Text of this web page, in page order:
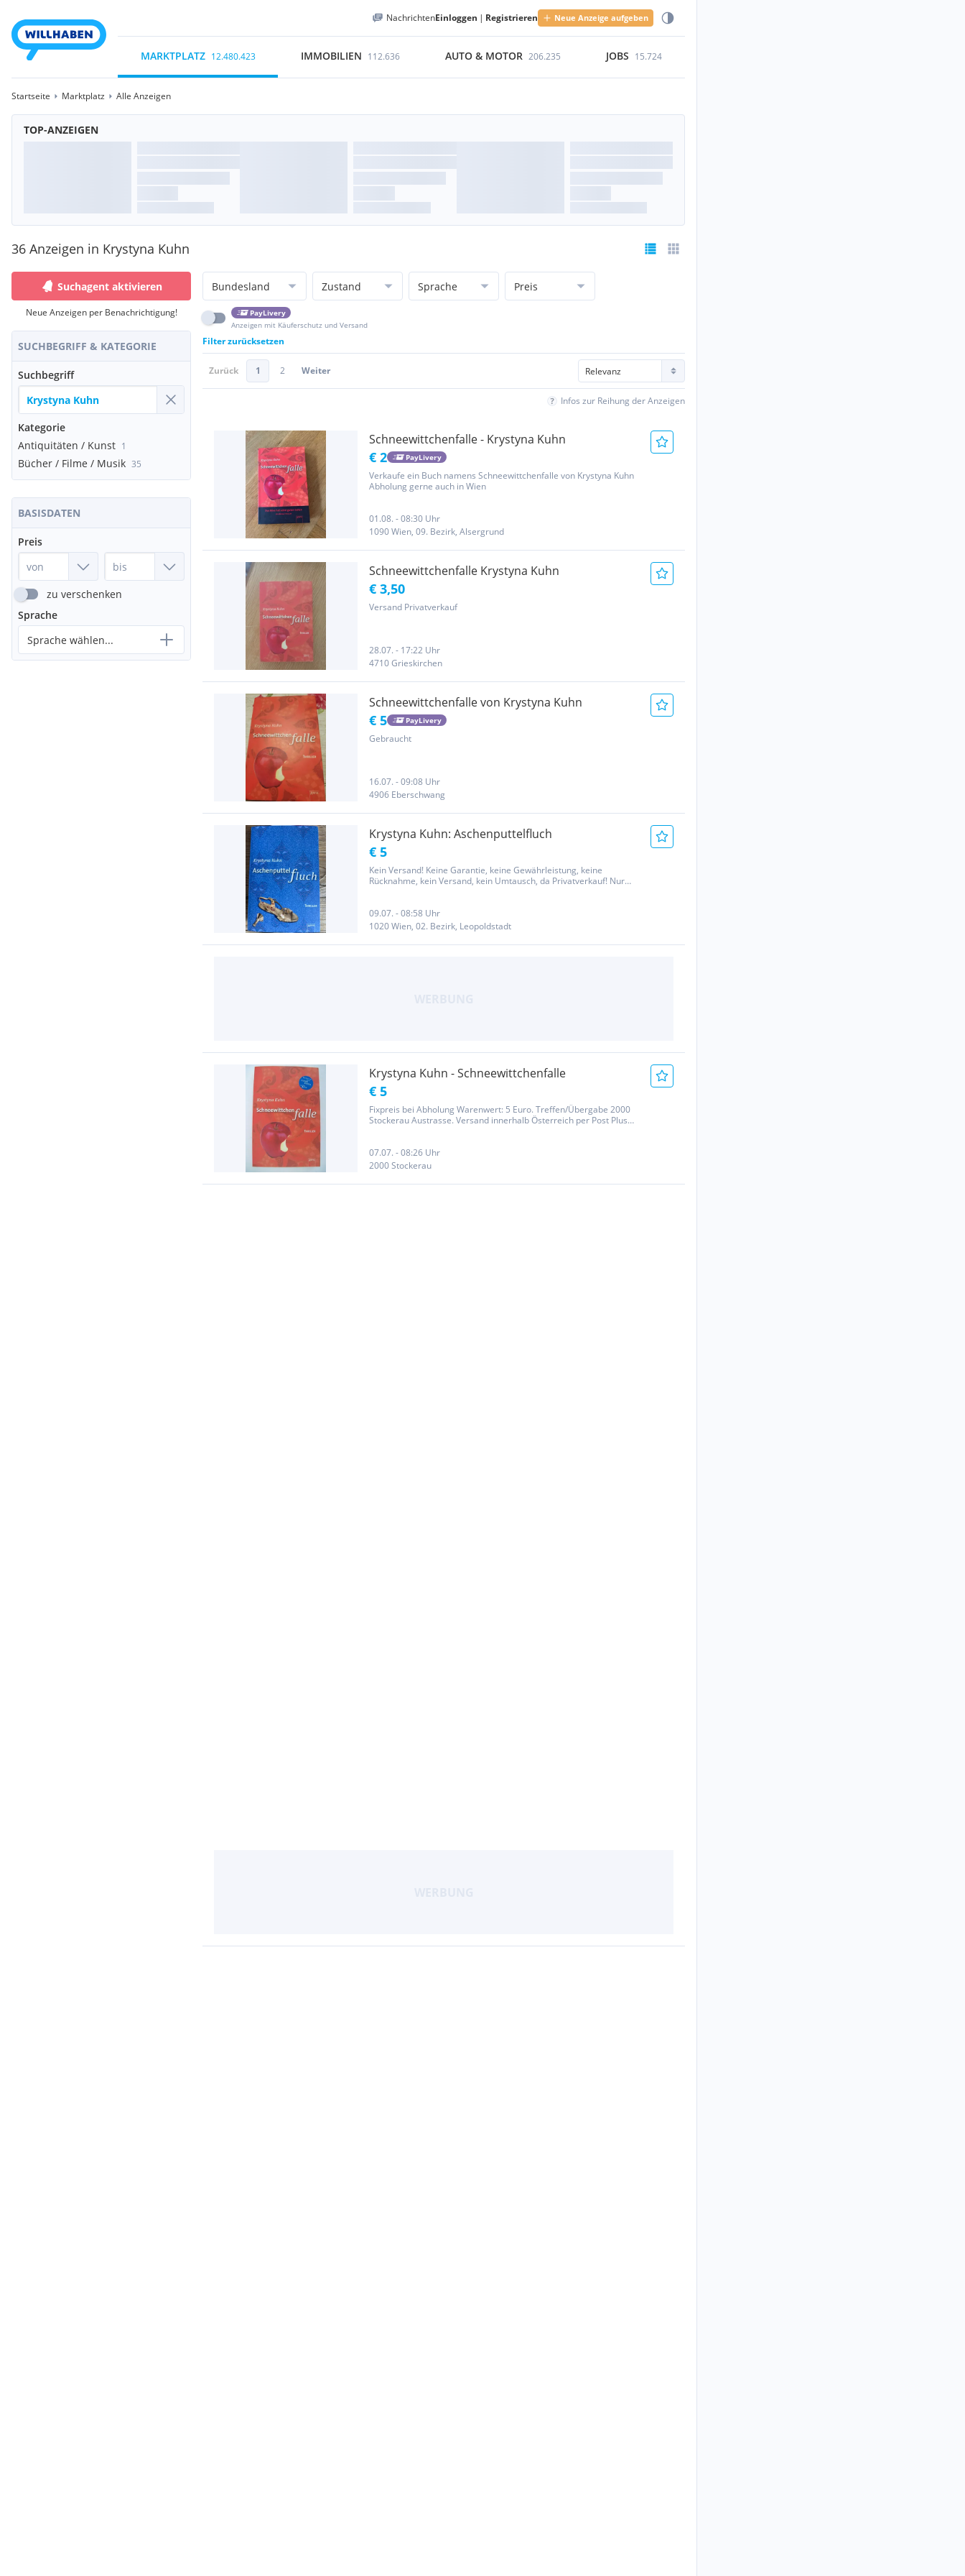
NachrichtenEinloggen | Registrieren Neue Anzeige aufgeben
MARKTPLATZ 12.480.423 IMMOBILIEN 112.636 AUTO & MOTOR 206.235 JOBS 15.724
Startseite Marktplatz Alle Anzeigen
TOP-ANZEIGEN
36 Anzeigen in Krystyna Kuhn
Suchagent aktivieren
Neue Anzeigen per Benachrichtigung!
SUCHBEGRIFF & KATEGORIE
Suchbegriff
Kategorie
Antiquitäten / Kunst 1
Bücher / Filme / Musik 35
BASISDATEN
Preis
zu verschenken
Sprache
Sprache wählen...
Bundesland Zustand Sprache Preis
PayLivery
Anzeigen mit Käuferschutz und Versand
Filter zurücksetzen
Zurück 1 2 Weiter
Infos zur Reihung der Anzeigen
Schneewittchenfalle - Krystyna Kuhn
€ 2 PayLivery
Verkaufe ein Buch namens Schneewittchenfalle von Krystyna Kuhn
Abholung gerne auch in Wien
01.08. - 08:30 Uhr
1090 Wien, 09. Bezirk, Alsergrund
Schneewittchenfalle Krystyna Kuhn
€ 3,50
Versand Privatverkauf
28.07. - 17:22 Uhr
4710 Grieskirchen
Schneewittchenfalle von Krystyna Kuhn
€ 5 PayLivery
Gebraucht
16.07. - 09:08 Uhr
4906 Eberschwang
Krystyna Kuhn: Aschenputtelfluch
€ 5
Kein Versand! Keine Garantie, keine Gewährleistung, keine
Rücknahme, kein Versand, kein Umtausch, da Privatverkauf! Nur
09.07. - 08:58 Uhr
1020 Wien, 02. Bezirk, Leopoldstadt
Krystyna Kuhn - Schneewittchenfalle
€ 5
Fixpreis bei Abholung Warenwert: 5 Euro. Treffen/Übergabe 2000
Stockerau Austrasse. Versand innerhalb Österreich per Post Plus
07.07. - 08:26 Uhr
2000 Stockerau